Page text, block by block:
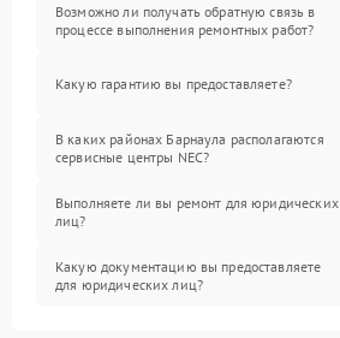
Возможно ли получать обратную связь в
процессе выполнения ремонтных работ?
Какую гарантию вы предоставляете?
В каких районах Барнаула располагаются
сервисные центры NEC?
Выполняете ли вы ремонт для юридических
лиц?
Какую документацию вы предоставляете
для юридических лиц?